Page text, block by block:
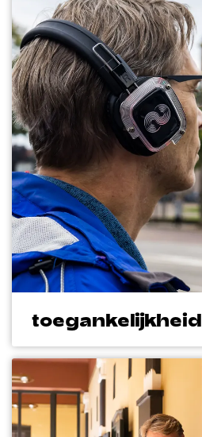
toegankelijkheid